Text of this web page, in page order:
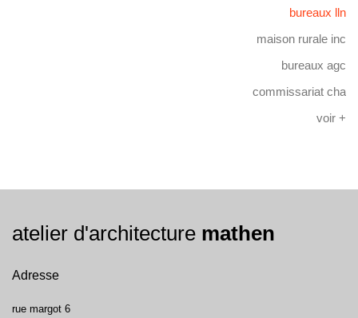
bureaux lln
maison rurale inc
bureaux agc
commissariat cha
voir +
atelier d'architecture mathen
Adresse
rue margot 6